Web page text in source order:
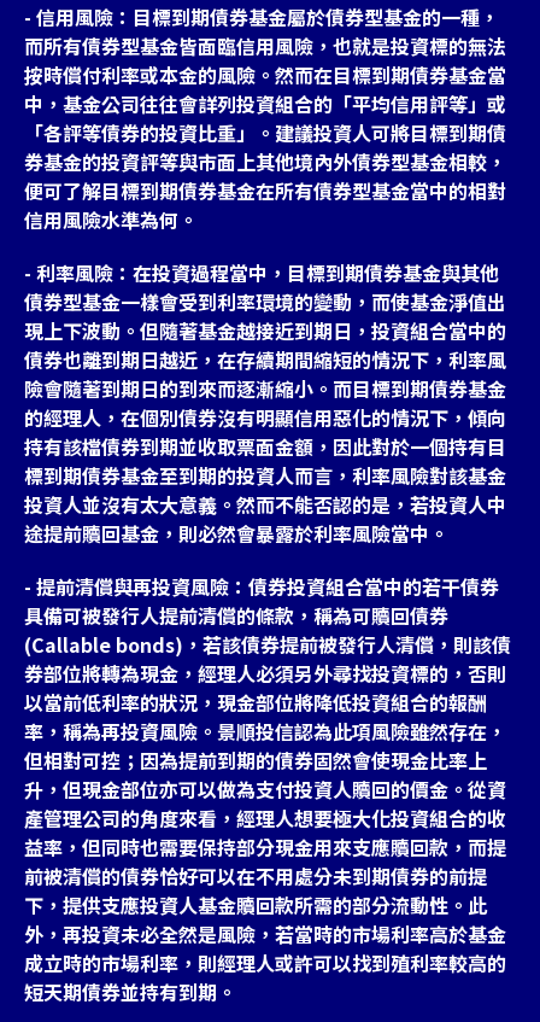
- 信用風險：目標到期債券基金屬於債券型基金的一種，
而所有債券型基金皆面臨信用風險，也就是投資標的無法
按時償付利率或本金的風險。然而在目標到期債券基金當
中，基金公司往往會詳列投資組合的「平均信用評等」或
「各評等債券的投資比重」。建議投資人可將目標到期債
券基金的投資評等與市面上其他境內外債券型基金相較，
便可了解目標到期債券基金在所有債券型基金當中的相對
信用風險水準為何。
- 利率風險：在投資過程當中，目標到期債券基金與其他
債券型基金一樣會受到利率環境的變動，而使基金淨值出
現上下波動。但隨著基金越接近到期日，投資組合當中的
債券也離到期日越近，在存續期間縮短的情況下，利率風
險會隨著到期日的到來而逐漸縮小。而目標到期債券基金
的經理人，在個別債券沒有明顯信用惡化的情況下，傾向
持有該檔債券到期並收取票面金額，因此對於一個持有目
標到期債券基金至到期的投資人而言，利率風險對該基金
投資人並沒有太大意義。然而不能否認的是，若投資人中
途提前贖回基金，則必然會暴露於利率風險當中。
- 提前清償與再投資風險：債券投資組合當中的若干債券
具備可被發行人提前清償的條款，稱為可贖回債券
(Callable bonds)，若該債券提前被發行人清償，則該債
券部位將轉為現金，經理人必須另外尋找投資標的，否則
以當前低利率的狀況，現金部位將降低投資組合的報酬
率，稱為再投資風險。景順投信認為此項風險雖然存在，
但相對可控；因為提前到期的債券固然會使現金比率上
升，但現金部位亦可以做為支付投資人贖回的價金。從資
產管理公司的角度來看，經理人想要極大化投資組合的收
益率，但同時也需要保持部分現金用來支應贖回款，而提
前被清償的債券恰好可以在不用處分未到期債券的前提
下，提供支應投資人基金贖回款所需的部分流動性。此
外，再投資未必全然是風險，若當時的市場利率高於基金
成立時的市場利率，則經理人或許可以找到殖利率較高的
短天期債券並持有到期。